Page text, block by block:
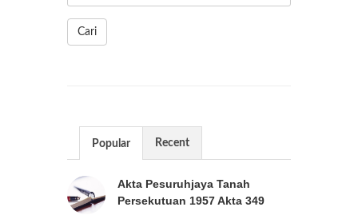
Cari
Popular Recent
Akta Pesuruhjaya Tanah
Persekutuan 1957 Akta 349